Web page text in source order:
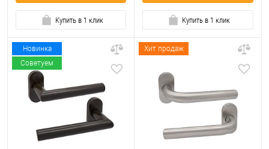
Купить в 1 клик Купить в 1 клик
Новинка
Советуем
Хит продаж